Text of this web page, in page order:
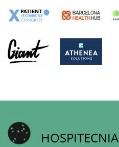
HOSPITECNIA